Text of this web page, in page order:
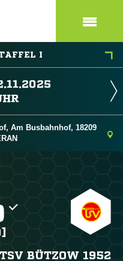
I
Am Busbahnhof, 18209
TSV BÜTZOW 1952